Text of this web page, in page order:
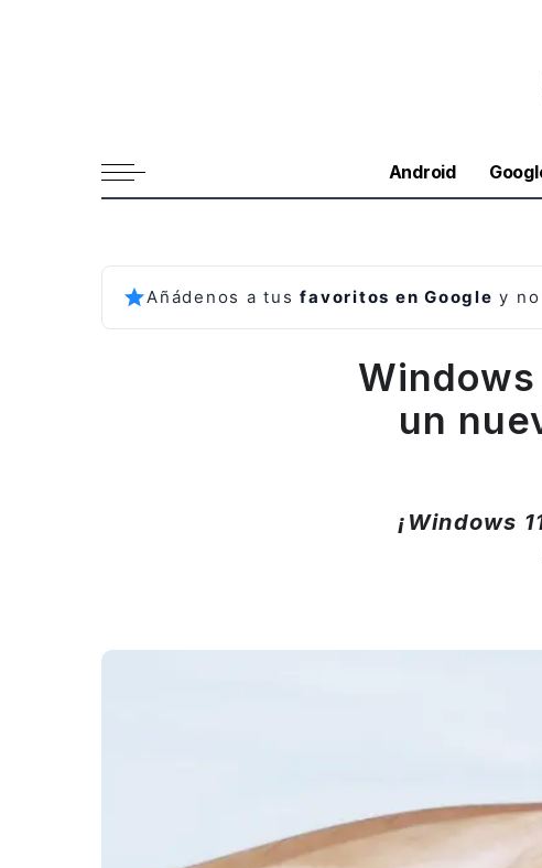
Android
Añádenos a tusfavoritos en Google y
un
¡Windows